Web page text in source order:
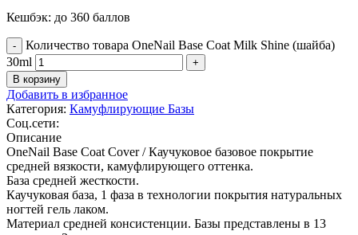
Кешбэк: до 360 баллов
Количество товара OneNail Base Coat Milk Shine (шайба)
30ml
В корзину
Добавить в избранное
Категория: Камуфлирующие Базы
Соц.сети:
Описание
OneNail Base Coat Cover / Каучуковое базовое покрытие
средней вязкости, камуфлирующего оттенка.
База средней жесткости.
Каучуковая база, 1 фаза в технологии покрытия натуральных
ногтей гель лаком.
Материал средней консистенции. Базы представлены в 13